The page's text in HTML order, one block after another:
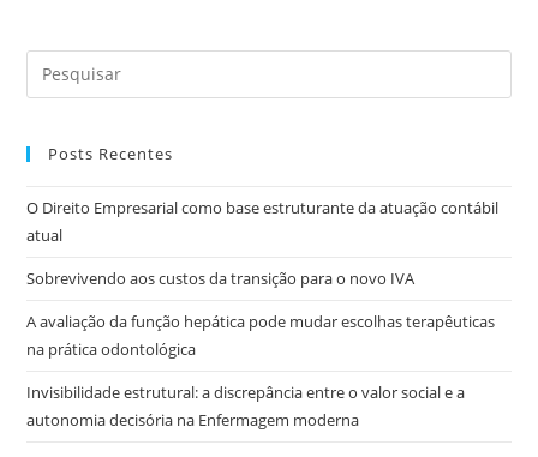
Posts Recentes
O Direito Empresarial como base estruturante da atuação contábil
atual
Sobrevivendo aos custos da transição para o novo IVA
A avaliação da função hepática pode mudar escolhas terapêuticas
na prática odontológica
Invisibilidade estrutural: a discrepância entre o valor social e a
autonomia decisória na Enfermagem moderna